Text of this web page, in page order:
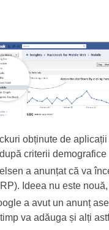
obținute de
criterii demografice
a anunțat că va
Ideea nu este
a avut un anunț
va adăuga și alți